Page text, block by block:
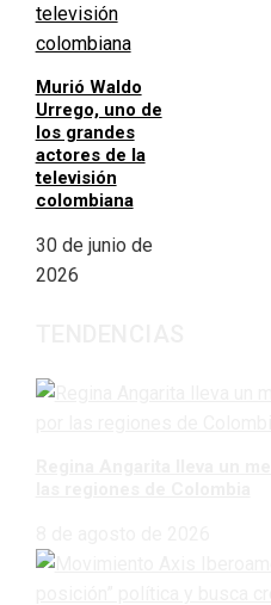
Murió Waldo
Urrego, uno de
los grandes
actores de la
televisión
colombiana
30 de junio de
2026